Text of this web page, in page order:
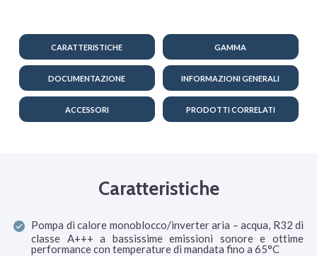
CARATTERISTICHE GAMMA
DOCUMENTAZIONE INFORMAZIONI GENERALI
ACCESSORI PRODOTTI CORRELATI
Caratteristiche
Pompa di calore monoblocco/inverter aria – acqua, R32 di
classe A+++ a bassissime emissioni sonore e ottime
performance con temperature di mandata fino a 65°C